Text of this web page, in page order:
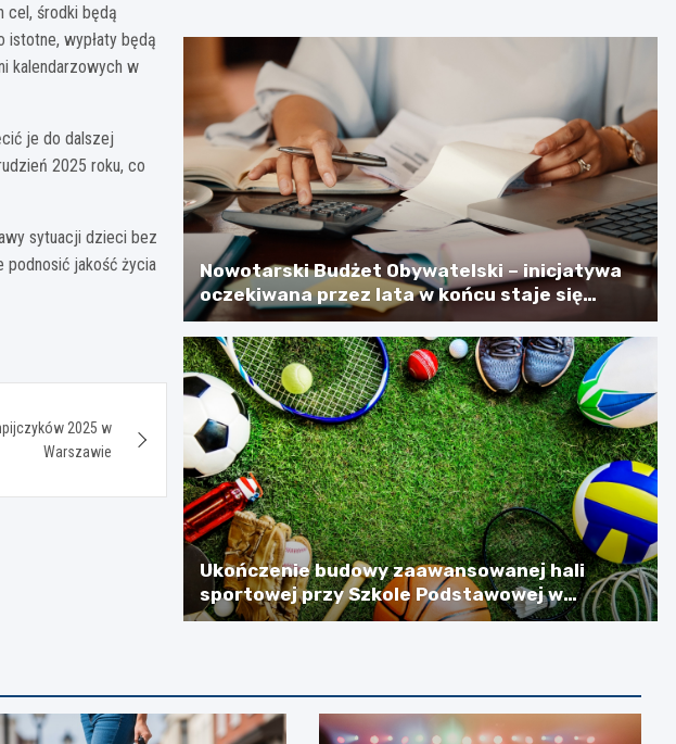
cel, środki będą
wypłaty będą
kalendarzowych w
je do dalszej
2025 roku, co
sytuacji dzieci bez
podnosić jakość życia
2025 w
Warszawie
Nowotarski Budżet Obywatelski – inicjatywa
oczekiwana przez lata w końcu staje się
rzeczywistością
Ukończenie budowy zaawansowanej hali
sportowej przy Szkole Podstawowej w
Szlachtowej